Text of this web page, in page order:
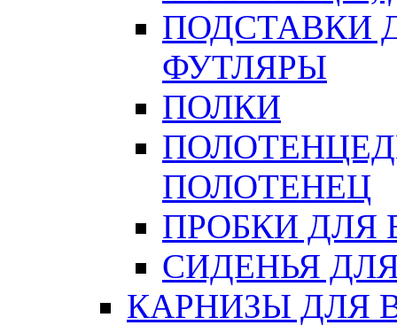
ПОДСТАВКИ
ФУТЛЯРЫ
ПОЛКИ
ПОЛОТЕНЕЦ
ПРОБКИ ДЛЯ
СИДЕНЬЯ
КАРНИЗЫ ДЛЯ